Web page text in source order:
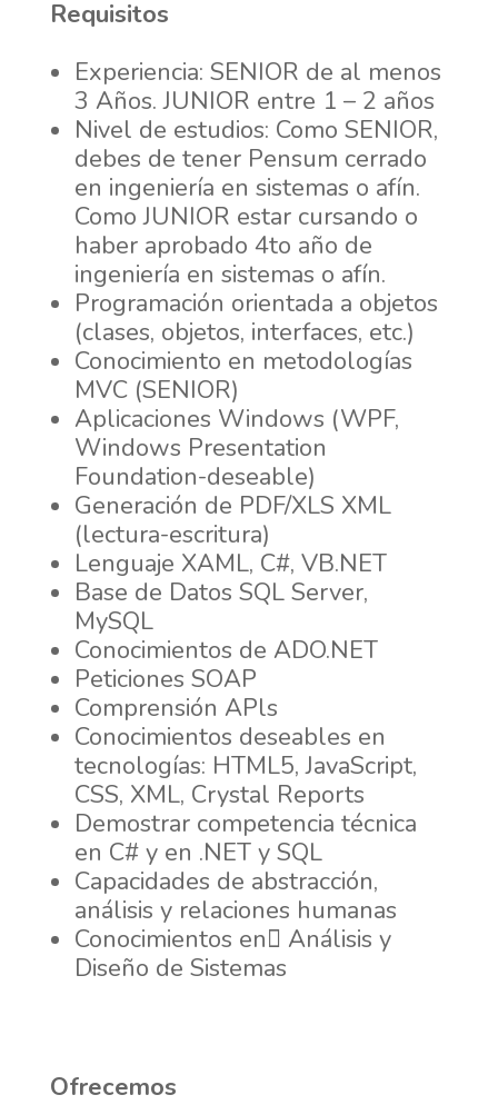
Requisitos
Experiencia: SENIOR de al menos
3 Años. JUNIOR entre 1 – 2 años
Nivel de estudios: Como SENIOR,
debes de tener Pensum cerrado
en ingeniería en sistemas o afín.
Como JUNIOR estar cursando o
haber aprobado 4to año de
ingeniería en sistemas o afín.
Programación orientada a objetos
(clases, objetos, interfaces, etc.)
Conocimiento en metodologías
MVC (SENIOR)
Aplicaciones Windows (WPF,
Windows Presentation
Foundation-deseable)
Generación de PDF/XLS XML
(lectura-escritura)
Lenguaje XAML, C#, VB.NET
Base de Datos SQL Server,
MySQL
Conocimientos de ADO.NET
Peticiones SOAP
Comprensión APls
Conocimientos deseables en
tecnologías: HTML5, JavaScript,
CSS, XML, Crystal Reports
Demostrar competencia técnica
en C# y en .NET y SQL
Capacidades de abstracción,
análisis y relaciones humanas
Conocimientos en Análisis y
Diseño de Sistemas
Ofrecemos